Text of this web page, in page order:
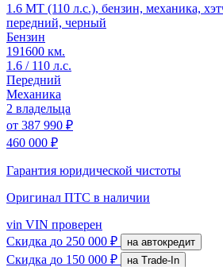
1.6 MT (110 л.с.), бензин, механика,
передний, черный
Бензин
191600 км.
1.6 / 110 л.с.
Передний
Механика
2 владельца
от 387 990 ₽
460 000 ₽
Гарантия юридической чистоты
Оригинал ПТС в наличии
vin VIN проверен
Скидка до 250 000 ₽ на автокредит
Скидка до 150 000 ₽
на Trade-In